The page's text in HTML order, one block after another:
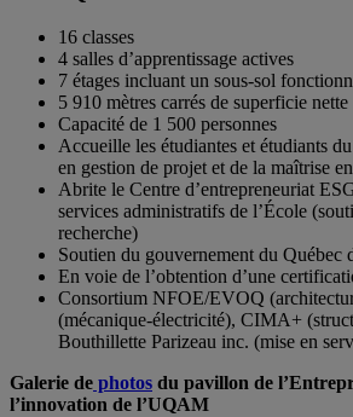
16 classes
4 salles d’apprentissage actives
7 étages incluant un sous-sol
5 910 mètres carrés de superficie nette
Capacité de 1 500 personnes
Accueille les étudiantes et étudiants
en gestion de projet et de la maîtrise
Abrite le Centre d’entrepreneuriat
services administratifs de l’École
recherche)
Soutien du gouvernement du Québec
En voie de l’obtention d’une
Consortium NFOE/EVOQ
(mécanique-électricité), CIMA+
Bouthillette Parizeau inc. (mise en
Galerie de photos du pavillon de
l’innovation de l’UQAM